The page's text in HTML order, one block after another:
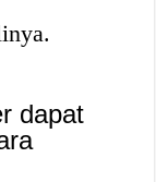
dapat